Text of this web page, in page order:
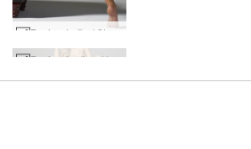
Darina L 우아함 #14
Darina L 섹스 인형 #12
니콜라 알몸 #38케이티 팬티 스타킹 #74
소냐 슈퍼 섹시 #62
세계 1위 에로틱 사이트
로 평가됨
우리와 함께하세
요
Anna L 화이트 누드 #31루피나 라디칼 part2 #4
소냐 권한 부여 #30
다리나엘 스킨앤콘크리트 #56
Molli 솔로 섹스 #22
키키 기념비 #41
세계 1위 에로틱 사이트
로 평가됨
우리와 함께하세
요
타니아 스튜디오 누드 #50
다리나 엘 데싱 #10
모든 몰로코 누드 및 천연 #17
Stasha 극단적인 누드 #63
소냐 슈퍼 섹시 #66
루피나 라디칼 part1 #42
세계 1위 에로틱 사이트
로 평가됨
우리와 함께하세
요
Flora 단단한 빛 part1 #49
마리카 미스 모스크바 #18
알마 엔젤릭 #27
줄리에타와 막달레나 곡예 예술 #19
침대 준비가 된 Ksenia #32
요코 스튜디오 2부 #85
키키 기념비 #17
알렉산드라 스튜디오 누드 #44
뷔 밀키 #25 소냐 섹시 스트링 #43
세계 1위 에로틱 사이트
로 평가됨
우리와 함께하세
요
몰리 쁘띠포저 #10
키키전 #10
키키 기념비 #25니콜라 센슈얼 터치 #33
에밀리 스튜디오 누드 #52
롤라 소개 #57
세계 1위 에로틱 사이트
로 평가됨
우리와 함께하세
요
카프리스 키키 실비 여신 #11
에비 블랙 버블 #32
니콜라 알몸 #42
놀라운 에밀리 #7
소냐 전원 누드 #3
에리카 F 레드 앤 핑크 #52
세계 1위 에로틱 사이트
로 평가됨
우리와 함께하세
요
소냐 섹시 스트링 #59